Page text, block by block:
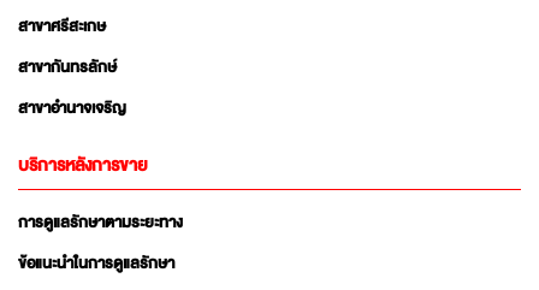
สาขาศรีสะเกษ
สาขากันทรลักษ์
สาขาอำนาจเจริญ
บริการหลังการขาย
การดูแลรักษาตามระยะทาง
ข้อแนะนำในการดูแลรักษา